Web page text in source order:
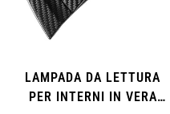
LAMPADA DA LETTURA
PER INTERNI IN VERA